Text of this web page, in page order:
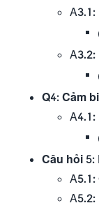
A3.1:
A3.2:
Q4: Cảm
A4.1:
Câu hỏi
A5.1:
A5.2: